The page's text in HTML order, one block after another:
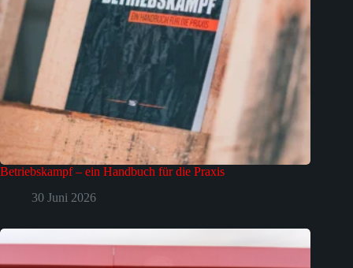
Betriebskampf – ein Handbuch für die Praxis
30 Juni 2026